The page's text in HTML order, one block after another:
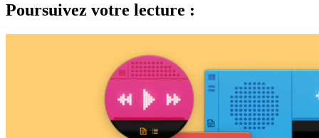
Poursuivez votre lecture :